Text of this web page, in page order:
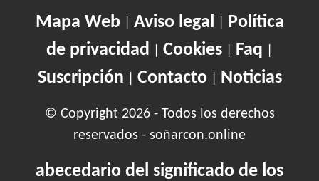
Mapa Web| Aviso legal
Política
de privacidad
Cookies Faq
Suscripción Contacto| Noticias
© Copyright 2026 - Todos los derechos
reservados - soñarcon.online
abecedario del significado de los